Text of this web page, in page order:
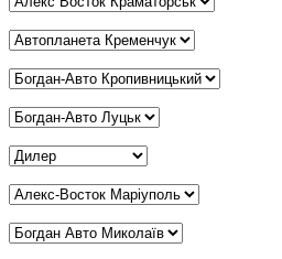
Дилер Кременчук*
Дилер Кропивницький*
Дилер Луцьк*
Дилер Львів
Дилер Маріуполь*
Дилер Миколаїв*